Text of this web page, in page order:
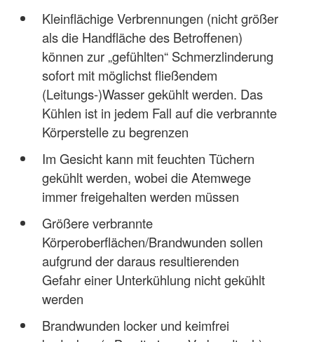
Kleinflächige Verbrennungen (nicht größer
als die Handfläche des Betroffenen)
können zur „gefühlten“ Schmerzlinderung
sofort mit möglichst fließendem
(Leitungs-)Wasser gekühlt werden. Das
Kühlen ist in jedem Fall auf die verbrannte
Körperstelle zu begrenzen
Im Gesicht kann mit feuchten Tüchern
gekühlt werden, wobei die Atemwege
immer freigehalten werden müssen
Größere verbrannte
Körperoberflächen/Brandwunden sollen
aufgrund der daraus resultierenden
Gefahr einer Unterkühlung nicht gekühlt
werden
Brandwunden locker und keimfrei